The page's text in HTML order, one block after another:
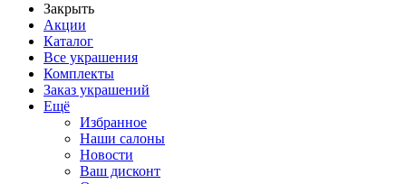
Закрыть
Акции
Каталог
Все украшения
Комплекты
Заказ украшений
Ещё
Избранное
Наши салоны
Новости
Ваш дисконт